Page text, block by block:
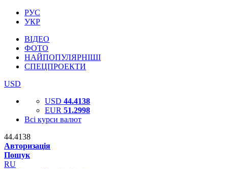
РУС
УКР
ВІДЕО
ФОТО
НАЙПОПУЛЯРНІШІ
СПЕЦПРОЕКТИ
USD
USD 44.4138
EUR 51.2998
Всі курси валют
44.4138
Авторизація
Пошук
RU